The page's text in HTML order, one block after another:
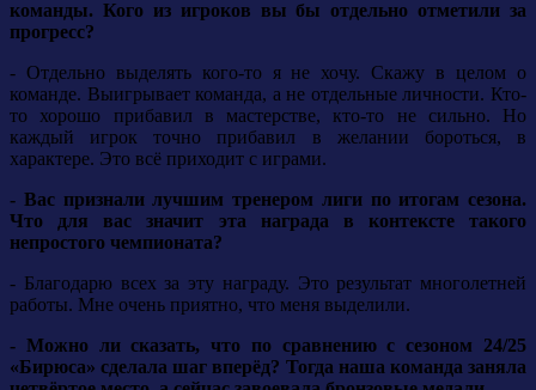
команды. Кого из игроков вы бы отдельно отметили за
прогресс?
- Отдельно выделять кого-то я не хочу. Скажу в целом о
команде. Выигрывает команда, а не отдельные личности. Кто-
то хорошо прибавил в мастерстве, кто-то не сильно. Но
каждый игрок точно прибавил в желании бороться, в
характере. Это всё приходит с играми.
- Вас признали лучшим тренером лиги по итогам сезона.
Что для вас значит эта награда в контексте такого
непростого чемпионата?
- Благодарю всех за эту награду. Это результат многолетней
работы. Мне очень приятно, что меня выделили.
- Можно ли сказать, что по сравнению с сезоном 24/25
«Бирюса» сделала шаг вперёд? Тогда наша команда заняла